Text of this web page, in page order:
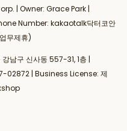
| Owner: Grace Park |
Number: kakaotalk닥터코안
무제휴)
남구 신사동 557-31, 1층 |
02872 | Business License: 제